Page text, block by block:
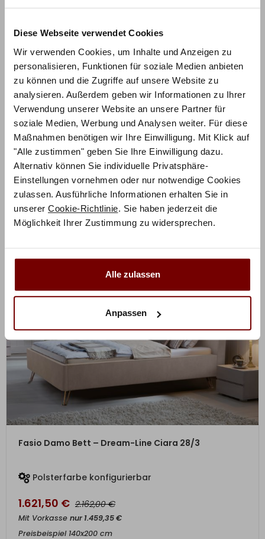
Diese Webseite verwendet Cookies
Wir verwenden Cookies, um Inhalte und Anzeigen zu
personalisieren, Funktionen für soziale Medien anbieten
zu können und die Zugriffe auf unsere Website zu
analysieren. Außerdem geben wir Informationen zu Ihrer
Verwendung unserer Website an unsere Partner für
soziale Medien, Werbung und Analysen weiter. Für diese
Maßnahmen benötigen wir Ihre Einwilligung. Mit Klick auf
"Alle zustimmen" geben Sie Ihre Einwilligung dazu.
Alternativ können Sie individuelle Privatsphäre-
Einstellungen vornehmen oder nur notwendige Cookies
zulassen. Ausführliche Informationen erhalten Sie in
unserer Cookie-Richtlinie. Sie haben jederzeit die
Möglichkeit Ihrer Zustimmung zu widersprechen.
Alle zulassen
Anpassen
Noah Bett – Dream-Line pronto
Holz & Polsterfarbe konfigurierbar
1.011,75€ 1.349,00€
Mit Vorkassenur910,58 €
Preisbeispiel 140x200 cm
ZUM PRODUKT
Fasio Damo Bett – Dream-Line Ciara 28/3
Polsterfarbe konfigurierbar
1.621,50 € 2.162,00€
Mit Vorkasse nur1.459,35€
Preisbeispiel 140x200 cm